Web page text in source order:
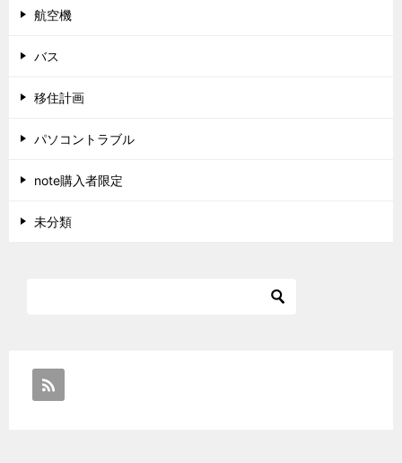
航空機
バス
移住計画
パソコントラブル
note購入者限定
未分類